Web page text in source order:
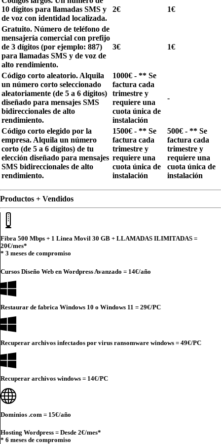
10 dígitos para llamadas SMS y
de voz con identidad localizada.
2€ 1€
Gratuito. Número de teléfono de
mensajería comercial con prefijo
de 3 dígitos (por ejemplo: 887)
para llamadas SMS y de voz de
alto rendimiento.
3€ 1€
Código corto aleatorio. Alquila
un número corto seleccionado
aleatoriamente (de 5 a 6 dígitos)
diseñado para mensajes SMS
bidireccionales de alto
rendimiento.
1000€ - ** Se
factura cada
trimestre y
requiere una
cuota única de
instalación
-
Código corto elegido por la
empresa. Alquila un número
corto (de 5 a 6 dígitos) de tu
elección diseñado para mensajes
SMS bidireccionales de alto
rendimiento.
1500€ - ** Se
factura cada
trimestre y
requiere una
cuota única de
instalación
500€ - ** Se
factura cada
trimestre y
requiere una
cuota única de
instalación
Productos + Vendidos
Fibra 500 Mbps + 1 Linea Movil 30 GB + LLAMADAS ILIMITADAS =
20€/mes*
* 3 meses de compromiso
Cursos Diseño Web en Wordpress Avanzado = 14€/año
Restaurar de fabrica Windows 10 o Windows 11 = 29€/PC
Recuperar archivos infectados por virus ransomware windows = 49€/PC
Recuperar archivos windows = 14€/PC
Dominios .com = 15€/año
Hosting Wordpress = Desde 2€/mes*
* 6 meses de compromiso